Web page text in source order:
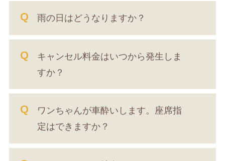
雨の日はどうなりますか？
キャンセル料金はいつから発生しま
すか？
ワンちゃんが車酔いします。座席指
定はできますか？